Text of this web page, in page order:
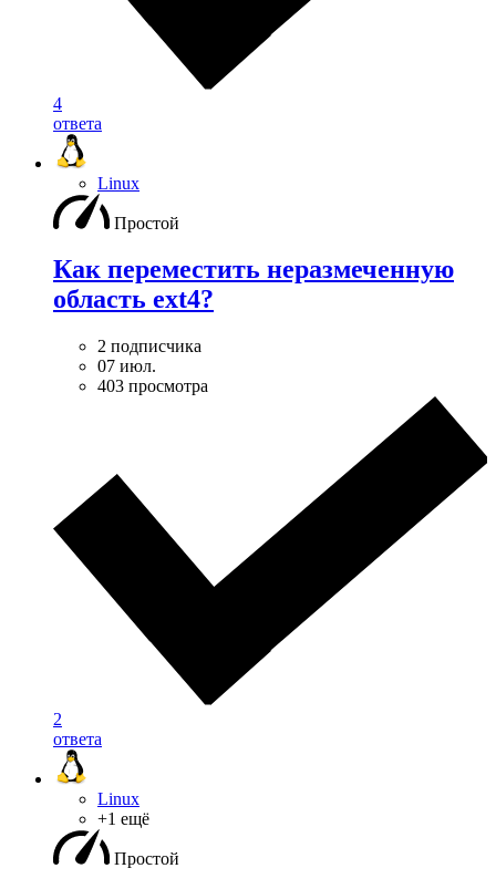
4
ответа
Linux
Простой
Как переместить неразмеченную
область ext4?
2 подписчика
07 июл.
403 просмотра
2
ответа
Linux
+1 ещё
Простой